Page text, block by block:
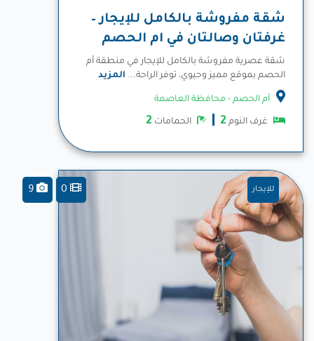
شقة مفروشة بالكامل للإيجار –
غرفتان وصالتان في ام الحصم
شقة عصرية مفروشة بالكامل للإيجار في منطقة أم
الحصم بموقع مميز وحيوي، توفر الراحة... المزيد
أم الحصم - محافظة العاصمة
غرف النوم 2 الحمامات 2
9 للإيجار